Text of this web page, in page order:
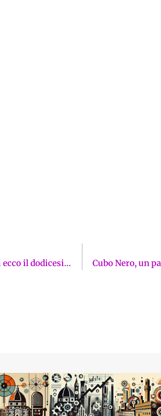
Gli studentati di lusso crescono. In via Panciatichi ecco il dodicesimo